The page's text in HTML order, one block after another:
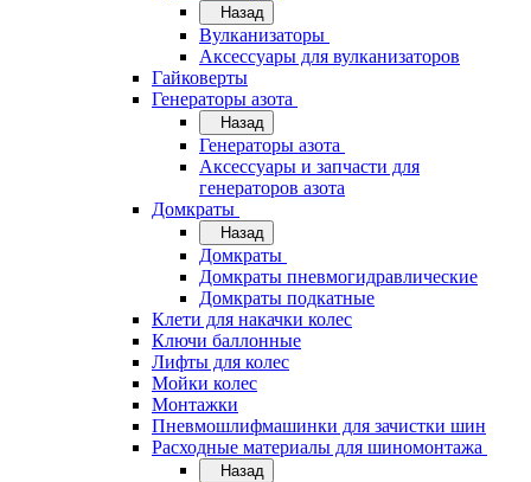
Назад
Вулканизаторы
Аксессуары для вулканизаторов
Гайковерты
Генераторы азота
Назад
Генераторы азота
Аксессуары и запчасти для
генераторов азота
Домкраты
Назад
Домкраты
Домкраты пневмогидравлические
Домкраты подкатные
Клети для накачки колес
Ключи баллонные
Лифты для колес
Мойки колес
Монтажки
Пневмошлифмашинки для зачистки шин
Расходные материалы для шиномонтажа
Назад